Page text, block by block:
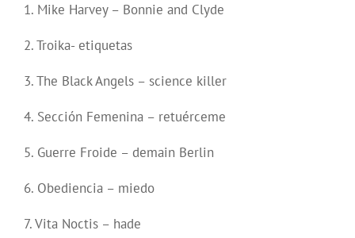
1. Mike Harvey – Bonnie and Clyde
2. Troika- etiquetas
3. The Black Angels – science killer
4. Sección Femenina – retuérceme
5. Guerre Froide – demain Berlin
6. Obediencia – miedo
7. Vita Noctis – hade